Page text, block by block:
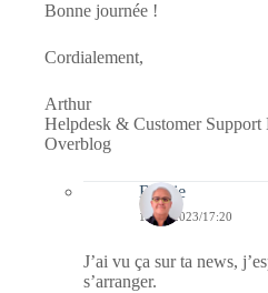
Bonne journée !
Cordialement,
Arthur
Helpdesk & Customer Support
Overblog
Bernie
11/05/2023/17:20
J’ai vu ça sur ta news,
s’arranger.